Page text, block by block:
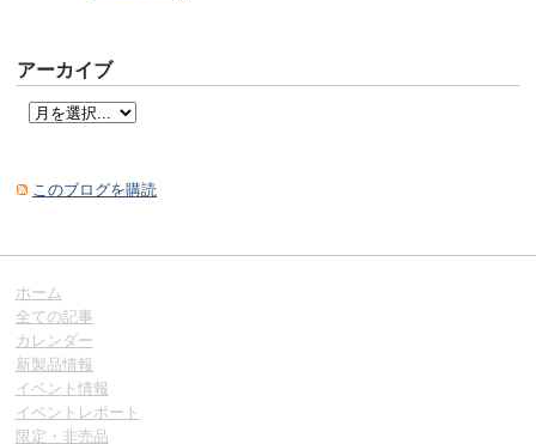
アーカイブ
このブログを購読
ホーム
全ての記事
カレンダー
新製品情報
イベント情報
イベントレポート
限定・非売品